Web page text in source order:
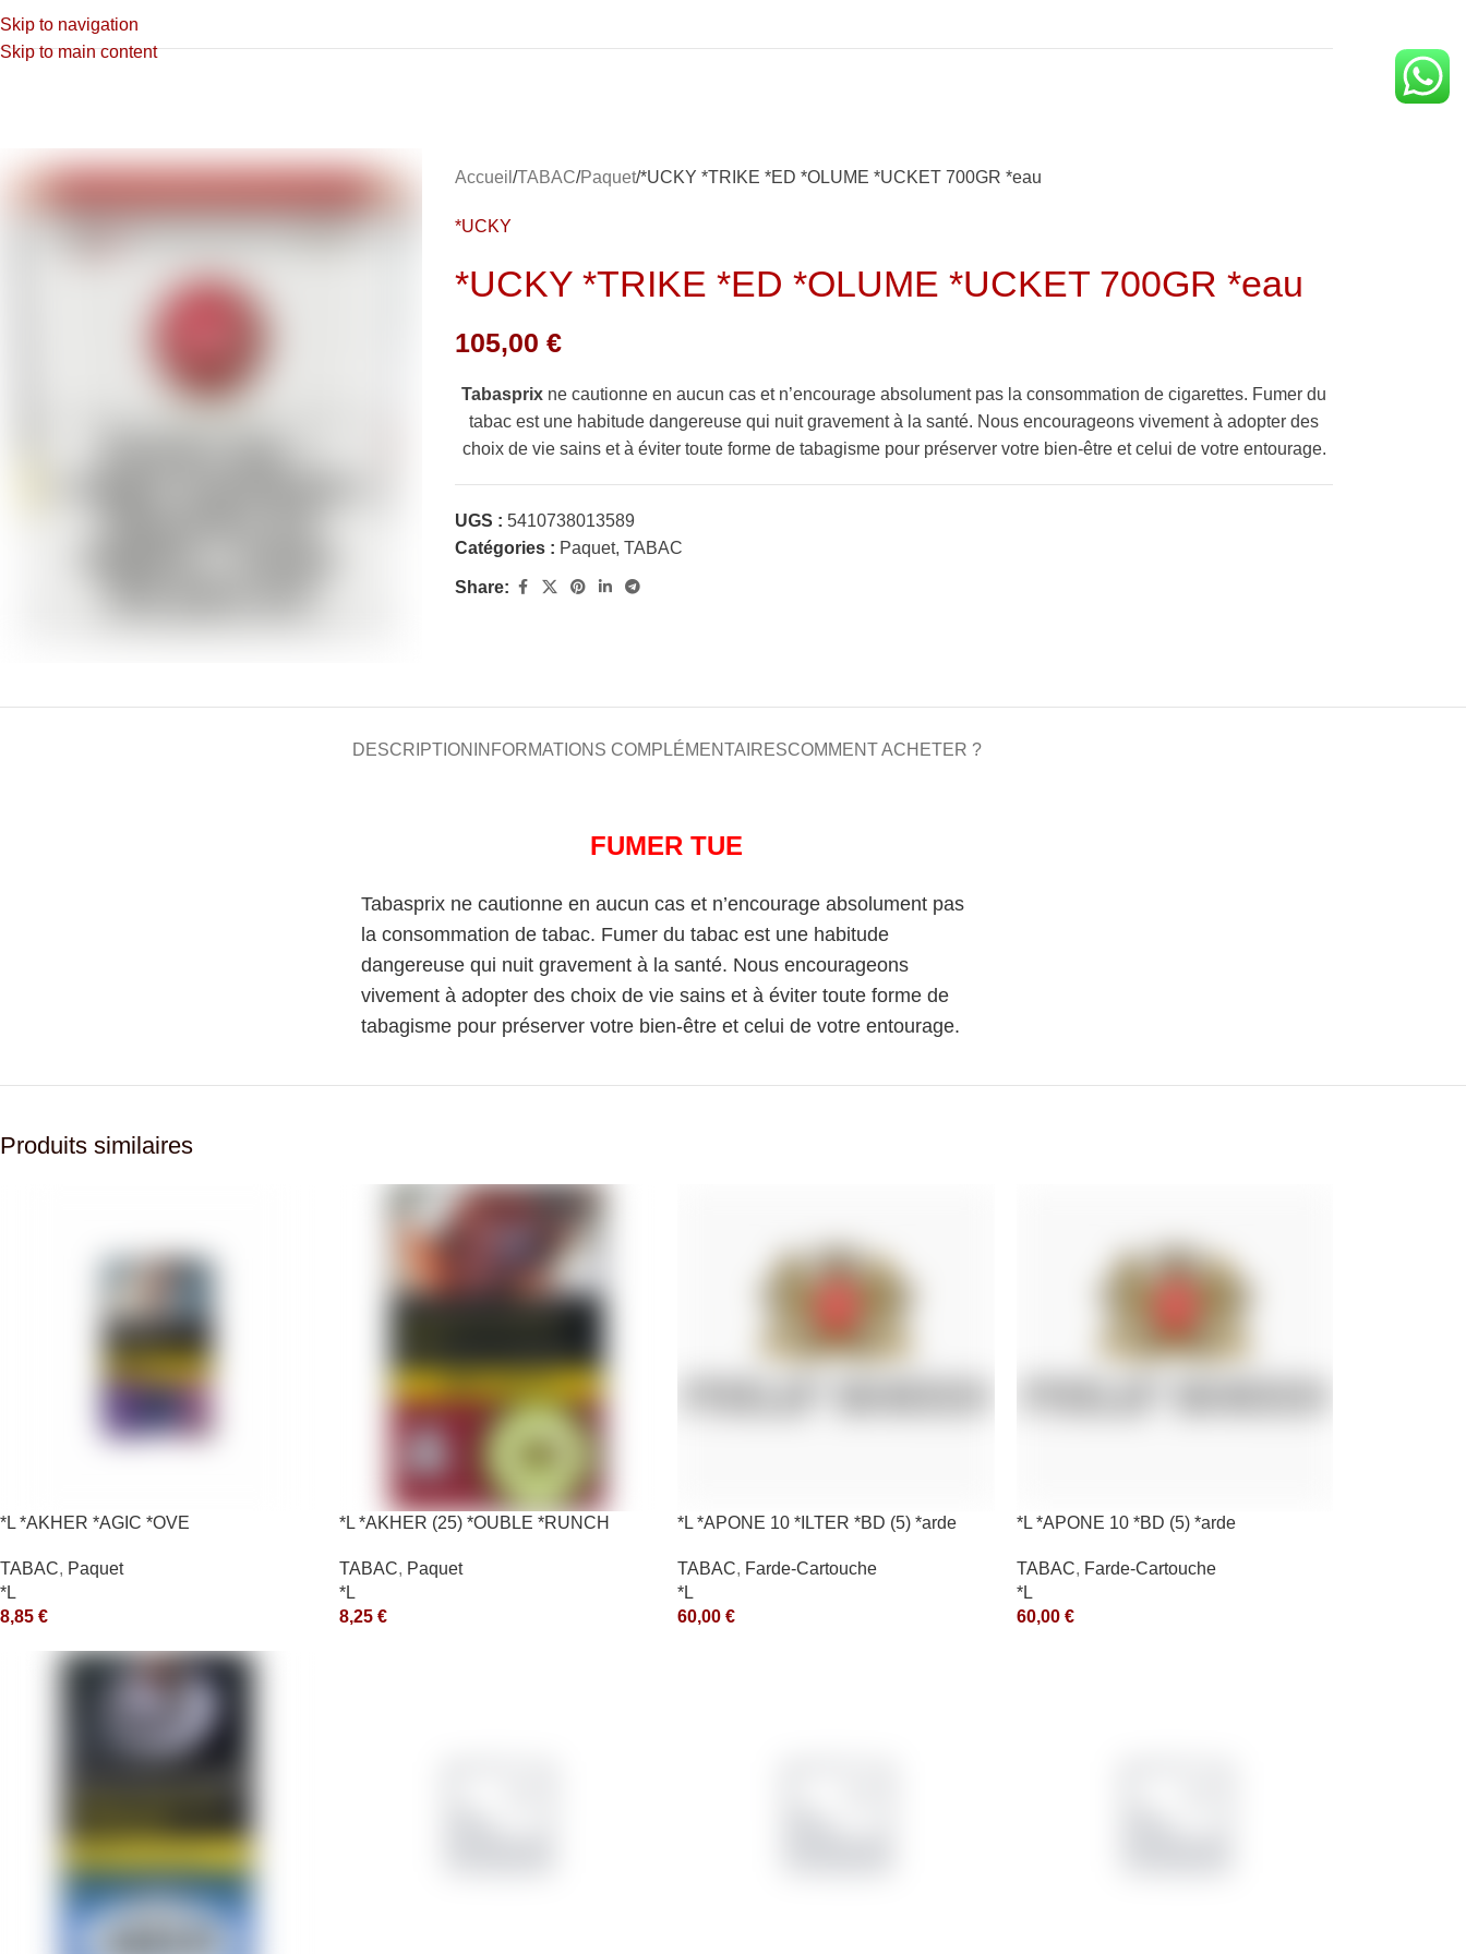
Skip to navigation
Skip to main content
Accueil TABAC Paquet *UCKY *TRIKE *ED *OLUME *UCKET 700GR *eau
*UCKY
*UCKY *TRIKE *ED *OLUME *UCKET 700GR *eau
105,00€
Tabasprix ne cautionne en aucun cas et n’encourage absolument pas la consommation de cigarettes. Fumer du
tabac est une habitude dangereuse qui nuit gravement à la santé. Nous encourageons vivement à adopter des
choix de vie sains et à éviter toute forme de tabagisme pour préserver votre bien-être et celui de votre entourage.
UGS :5410738013589
Catégories : Paquet, TABAC
Share:
DESCRIPTION INFORMATIONS COMPLÉMENTAIRESCOMMENT ACHETER ?
FUMER TUE
Tabasprix ne cautionne en aucun cas et n’encourage absolument pas
la consommation de tabac. Fumer du tabac est une habitude
dangereuse qui nuit gravement à la santé. Nous encourageons
vivement à adopter des choix de vie sains et à éviter toute forme de
tabagisme pour préserver votre bien-être et celui de votre entourage.
Produits similaires
*L *AKHER *AGIC *OVE
TABAC, Paquet
*L
8,85 €
*L *AKHER (25) *OUBLE *RUNCH
TABAC, Paquet
*L
8,25 €
*L *APONE 10 *ILTER *BD (5) *arde
TABAC, Farde-Cartouche
*L
60,00 €
*L *APONE 10 *BD (5) *arde
TABAC, Farde-Cartouche
*L
60,00 €